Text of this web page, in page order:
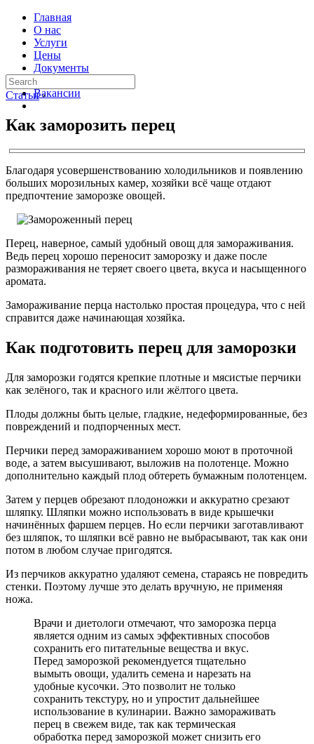
Главная
О нас
Услуги
Цены
Документы
Контакты
Вакансии
Статьи ›
Как заморозить перец
Благодаря усовершенствованию холодильников и появлению
больших морозильных камер, хозяйки всё чаще отдают
предпочтение заморозке овощей.
Перец, наверное, самый удобный овощ для замораживания.
Ведь перец хорошо переносит заморозку и даже после
размораживания не теряет своего цвета, вкуса и насыщенного
аромата.
Замораживание перца настолько простая процедура, что с ней
справится даже начинающая хозяйка.
Как подготовить перец для заморозки
Для заморозки годятся крепкие плотные и мясистые перчики
как зелёного, так и красного или жёлтого цвета.
Плоды должны быть целые, гладкие, недеформированные, без
повреждений и подпорченных мест.
Перчики перед замораживанием хорошо моют в проточной
воде, а затем высушивают, выложив на полотенце. Можно
дополнительно каждый плод обтереть бумажным полотенцем.
Затем у перцев обрезают плодоножки и аккуратно срезают
шляпку. Шляпки можно использовать в виде крышечки
начинённых фаршем перцев. Но если перчики заготавливают
без шляпок, то шляпки всё равно не выбрасывают, так как они
потом в любом случае пригодятся.
Из перчиков аккуратно удаляют семена, стараясь не повредить
стенки. Поэтому лучше это делать вручную, не применяя
ножа.
Врачи и диетологи отмечают, что заморозка перца
является одним из самых эффективных способов
сохранить его питательные вещества и вкус.
Перед заморозкой рекомендуется тщательно
вымыть овощи, удалить семена и нарезать на
удобные кусочки. Это позволит не только
сохранить текстуру, но и упростит дальнейшее
использование в кулинарии. Важно замораживать
перец в свежем виде, так как термическая
обработка перед заморозкой может снизить его